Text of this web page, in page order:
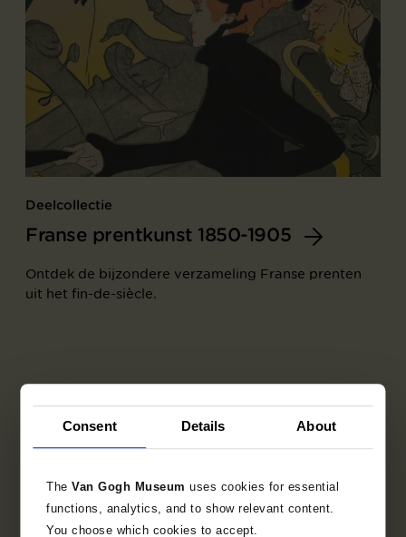
Consent Details About
TheVan Gogh Museumuses cookies for essential
functions, analytics, and to show relevant content.
You choose which cookies to accept.
Deelcollectie
Franse prentkunst 1850-1905
Ontdek de bijzondere verzameling Franse prenten
uit het fin-de-siècle.